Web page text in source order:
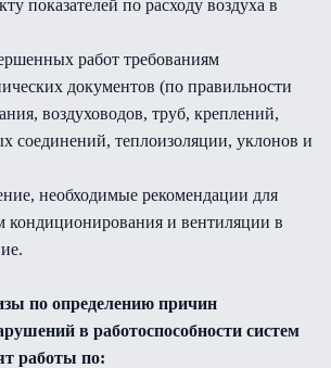
показателей по расходу воздуха в
работ требованиям
документов (по правильности
воздуховодов, труб, креплений,
соединений, теплоизоляции, уклонов и
необходимые рекомендации для
кондиционирования и вентиляции в
по определению причин
в работоспособности систем
работы по: